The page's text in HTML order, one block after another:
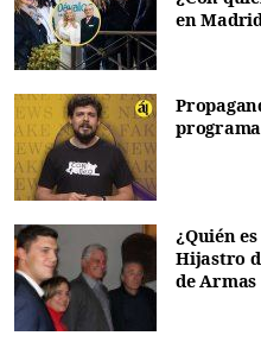
en
¿Quién
Hijastro
de Armas